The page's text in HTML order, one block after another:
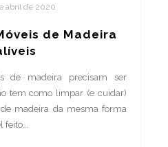
abril de 2020
de Madeira
de madeira precisam ser
tem como limpar (e cuidar)
madeira da mesma forma
feito...